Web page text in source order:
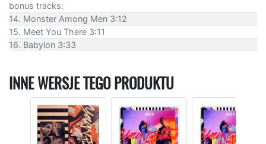
bonus tracks:
14. Monster Among Men 3:12
15. Meet You There 3:11
16. Babylon 3:33
INNE WERSJE TEGO PRODUKTU